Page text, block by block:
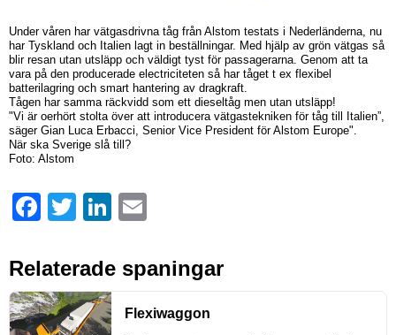
Under våren har vätgasdrivna tåg från Alstom testats i Nederländerna, nu
har Tyskland och Italien lagt in beställningar. Med hjälp av grön vätgas så
blir resan utan utsläpp och väldigt tyst för passagerarna. Genom att ta
vara på den producerade electriciteten så har tåget t ex flexibel
batterilagring och smart hantering av dragkraft.
Tågen har samma räckvidd som ett dieseltåg men utan utsläpp!
"Vi är oerhört stolta över att introducera vätgastekniken för tåg till Italien”,
säger Gian Luca Erbacci, Senior Vice President för Alstom Europe".
När ska Sverige slå till?
Foto: Alstom
FacebookTwitter LinkedIn
Relaterade spaningar
Flexiwaggon